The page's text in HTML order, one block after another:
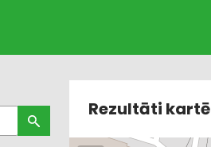
Rezultāti kartē